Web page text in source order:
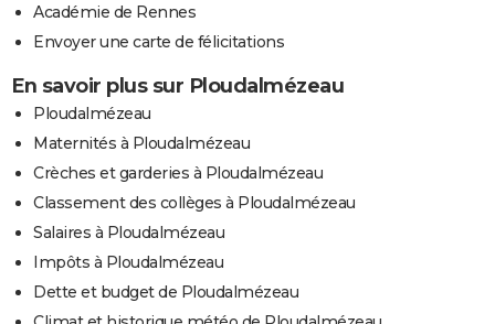
Académie de Rennes
Envoyer une carte de félicitations
En savoir plus sur Ploudalmézeau
Ploudalmézeau
Maternités à Ploudalmézeau
Crèches et garderies à Ploudalmézeau
Classement des collèges à Ploudalmézeau
Salaires à Ploudalmézeau
Impôts à Ploudalmézeau
Dette et budget de Ploudalmézeau